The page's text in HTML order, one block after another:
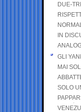
DUE-
IN
GLI
MAI
SOLO